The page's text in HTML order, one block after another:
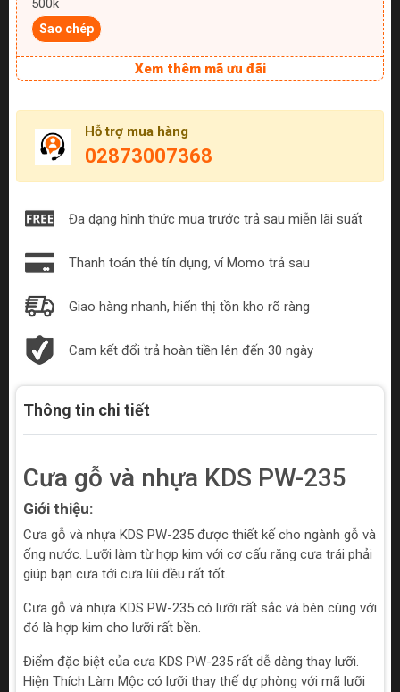
500k
Sao chép
Xem thêm mã ưu đãi
Hỗ trợ mua hàng
02873007368
Đa dạng hình thức mua trước trả sau miễn lãi suất
Thanh toán thẻ tín dụng, ví Momo trả sau
Giao hàng nhanh, hiển thị tồn kho rõ ràng
Cam kết đổi trả hoàn tiền lên đến 30 ngày
Thông tin chi tiết
Cưa gỗ và nhựa KDS PW-235
Giới thiệu:
Cưa gỗ và nhựa KDS PW-235 được thiết kế cho ngành gỗ và
ống nước. Lưỡi làm từ hợp kim với cơ cấu răng cưa trái phải
giúp bạn cưa tới cưa lùi đều rất tốt.
Cưa gỗ và nhựa KDS PW-235 có lưỡi rất sắc và bén cùng với
đó là hợp kim cho lưỡi rất bền.
Điểm đặc biệt của cưa KDS PW-235 rất dễ dàng thay lưỡi.
Hiện Thích Làm Mộc có lưỡi thay thế dự phòng với mã lưỡi